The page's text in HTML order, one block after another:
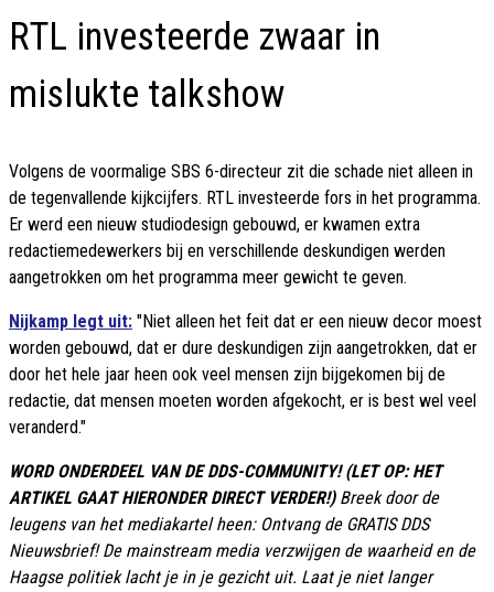
RTL investeerde zwaar in
mislukte talkshow
Volgens de voormalige SBS 6-directeur zit die schade niet alleen in
de tegenvallende kijkcijfers. RTL investeerde fors in het programma.
Er werd een nieuw studiodesign gebouwd, er kwamen extra
redactiemedewerkers bij en verschillende deskundigen werden
aangetrokken om het programma meer gewicht te geven.
Nijkamp legt uit: "Niet alleen het feit dat er een nieuw decor moest
worden gebouwd, dat er dure deskundigen zijn aangetrokken, dat er
door het hele jaar heen ook veel mensen zijn bijgekomen bij de
redactie, dat mensen moeten worden afgekocht, er is best wel veel
veranderd."
WORD ONDERDEEL VAN DE DDS-COMMUNITY! (LET OP: HET
ARTIKEL GAAT HIERONDER DIRECT VERDER!) Breek door de
leugens van het mediakartel heen: Ontvang de GRATIS DDS
Nieuwsbrief! De mainstream media verzwijgen de waarheid en de
Haagse politiek lacht je in je gezicht uit. Laat je niet langer